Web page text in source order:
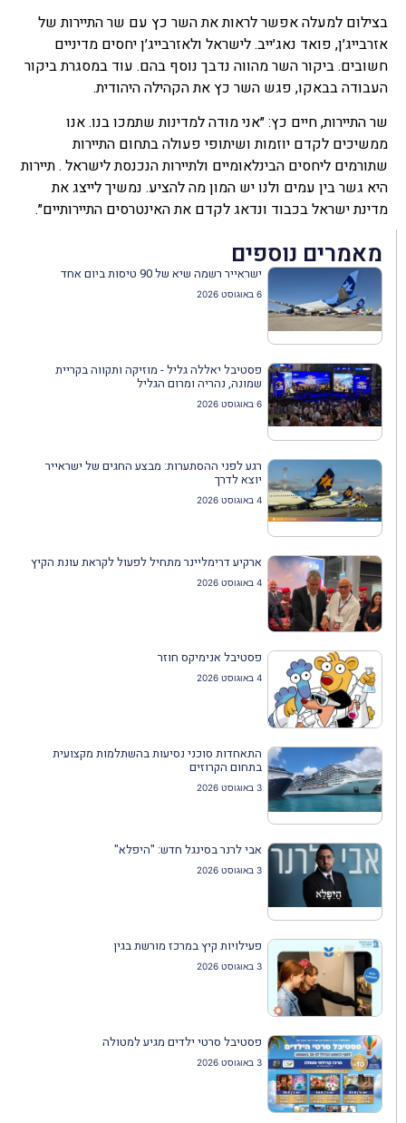
בצילום למעלה אפשר לראות את השר כץ עם שר התיירות של
אזרבייג׳ן, פואד נאג׳ייב. לישראל ולאזרבייג׳ן יחסים מדיניים
חשובים. ביקור השר מהווה נדבך נוסף בהם. עוד במסגרת ביקור
העבודה בבאקו, פגש השר כץ את הקהילה היהודית.
שר התיירות, חיים כץ: ״אני מודה למדינות שתמכו בנו. אנו
ממשיכים לקדם יוזמות ושיתופי פעולה בתחום התיירות
שתורמים ליחסים הבינלאומיים ולתיירות הנכנסת לישראל . תיירות
היא גשר בין עמים ולנו יש המון מה להציע. נמשיך לייצג את
מדינת ישראל בכבוד ונדאג לקדם את האינטרסים התיירותיים״.
מאמרים נוספים
ישראייר רשמה שיא של 90 טיסות ביום אחד
6 באוגוסט 2026
פסטיבל יאללה גליל - מוזיקה ותקווה בקריית
שמונה, נהריה ומרום הגליל
6 באוגוסט 2026
רגע לפני ההסתערות: מבצע החגים של ישראייר
יוצא לדרך
4 באוגוסט 2026
ארקיע דרימליינר מתחיל לפעול לקראת עונת הקיץ
4 באוגוסט 2026
פסטיבל אנימיקס חוזר
4 באוגוסט 2026
התאחדות סוכני נסיעות בהשתלמות מקצועית
בתחום הקרוזים
3 באוגוסט 2026
אבי לרנר בסינגל חדש: "היפלא"
3 באוגוסט 2026
פעילויות קיץ במרכז מורשת בגין
3 באוגוסט 2026
פסטיבל סרטי ילדים מגיע למטולה
3 באוגוסט 2026